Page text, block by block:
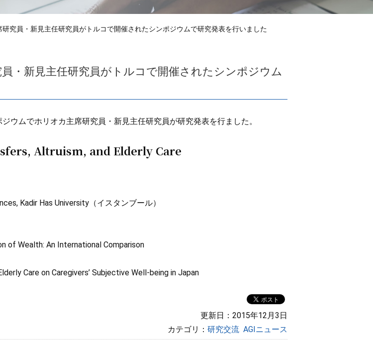
研究員・新見主任研究員がトルコで開催されたシンポジウムで研究発表を行いました
・新見主任研究員がトルコで開催されたシンポジウム
ウムでホリオカ主席研究員・新見主任研究員が研究発表を行ました。
Altruism, and Elderly Care
Kadir Has University（イスタンブール）
of Wealth: An International Comparison
Care on Caregivers’ Subjective Well-being in Japan
更新日：2015年12月3日
カテゴリ： 研究交流 AGIニュース